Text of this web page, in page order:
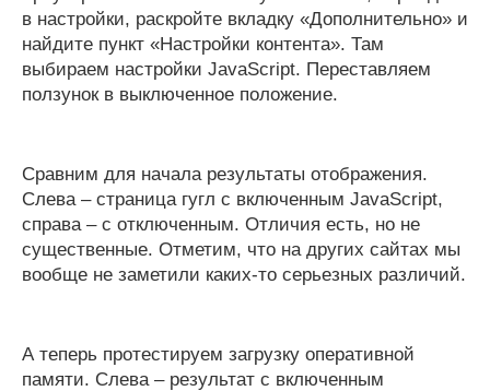
в настройки, раскройте вкладку «Дополнительно» и
найдите пункт «Настройки контента». Там
выбираем настройки JavaScript. Переставляем
ползунок в выключенное положение.
Сравним для начала результаты отображения.
Слева – страница гугл с включенным JavaScript,
справа – с отключенным. Отличия есть, но не
существенные. Отметим, что на других сайтах мы
вообще не заметили каких-то серьезных различий.
А теперь протестируем загрузку оперативной
памяти. Слева – результат с включенным